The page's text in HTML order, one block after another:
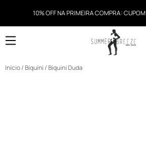
10% OFF NA PRIMEIRA COMPRA: CUPOM
Início/Biquíni/ Biquini Duda